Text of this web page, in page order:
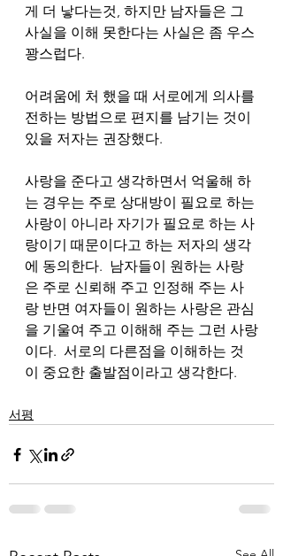
게 더 낳다는것, 하지만 남자들은 그
사실을 이해 못한다는 사실은 좀 우스
꽝스럽다.
어려움에 처 했을 때 서로에게 의사를
전하는 방법으로 편지를 남기는 것이
있을 저자는 권장했다.
사랑을 준다고 생각하면서 억울해 하
는 경우는 주로 상대방이 필요로 하는
사랑이 아니라 자기가 필요로 하는 사
랑이기 때문이다고 하는 저자의 생각
에 동의한다.  남자들이 원하는 사랑
은 주로 신뢰해 주고 인정해 주는 사
랑 반면 여자들이 원하는 사랑은 관심
을 기울여 주고 이해해 주는 그런 사랑
이다.  서로의 다른점을 이해하는 것
이 중요한 출발점이라고 생각한다.
서평